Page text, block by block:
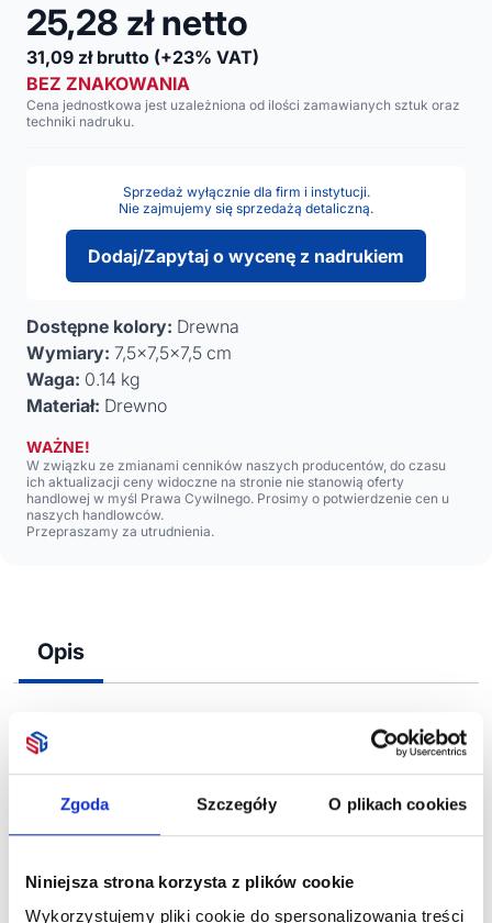
Zgoda Szczegóły O plikach cookies
Niniejsza strona korzysta z plików cookie
Wykorzystujemy pliki cookie do spersonalizowania treści
25,28 zł netto
31,09 zł brutto (+23% VAT)
BEZ ZNAKOWANIA
Cena jednostkowa jest uzależniona od ilości zamawianych sztuk oraz
techniki nadruku.
Sprzedaż wyłącznie dla firm i instytucji.
Nie zajmujemy się sprzedażą detaliczną.
Dodaj/Zapytaj o wycenę z nadrukiem
Dostępne kolory: Drewna
Wymiary: 7,5x7,5x7,5 cm
Waga: 0.14 kg
Materiał: Drewno
WAŻNE!
W związku ze zmianami cenników naszych producentów, do czasu
ich aktualizacji ceny widoczne na stronie nie stanowią oferty
handlowej w myśl Prawa Cywilnego. Prosimy o potwierdzenie cen u
naszych handlowców.
Przepraszamy za utrudnienia.
Opis
Drewniany pojemnik z ziołami. Nasiona mięty. Krążek
Zobacz również